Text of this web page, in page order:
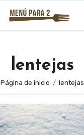
lentejas
Página de inicio lentejas